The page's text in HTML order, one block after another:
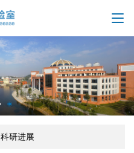
科研进展